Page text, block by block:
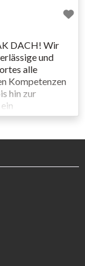
DACH! Wir
und
alle
Kompetenzen
hin zur
bauleitende
wünschen